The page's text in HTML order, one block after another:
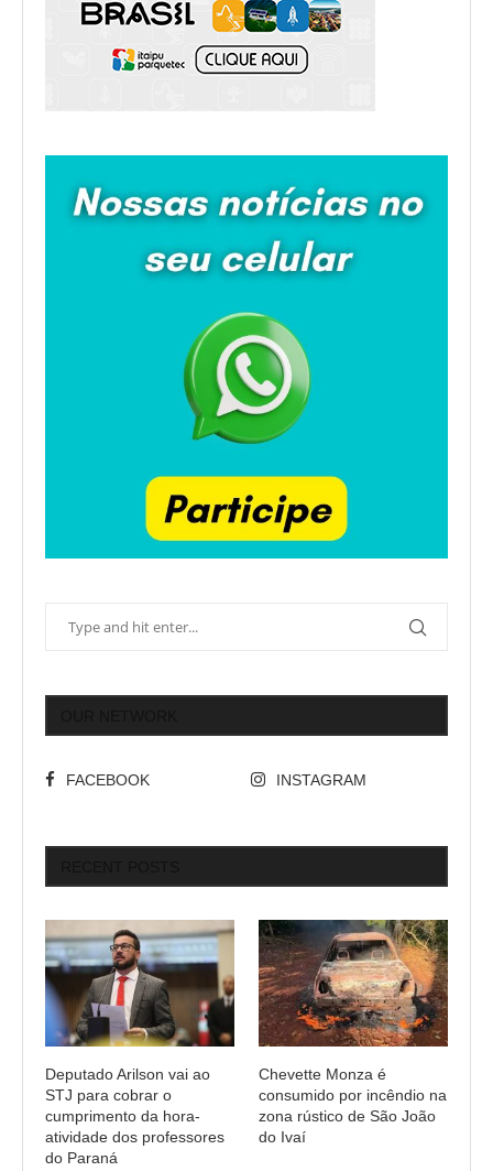
FACEBOOK INSTAGRAM
Deputado Arilson vai ao
STJ para cobrar o
cumprimento da hora-
atividade dos professores
do Paraná
Chevette Monza é
consumido por incêndio na
zona rústico de São João
do Ivaí